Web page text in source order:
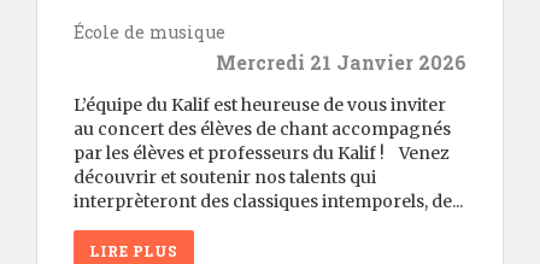
École de musique
Mercredi 21 Janvier 2026
L’équipe du Kalif est heureuse de vous inviter
au concert des élèves de chant accompagnés
par les élèves et professeurs du Kalif ! Venez
découvrir et soutenir nos talents qui
interprèteront des classiques intemporels, de...
LIRE PLUS